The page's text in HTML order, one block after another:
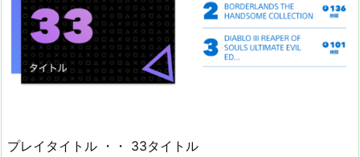
プレイタイトル ・・ 33タイトル